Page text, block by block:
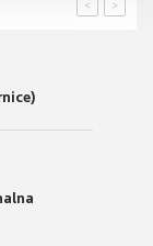
>
<